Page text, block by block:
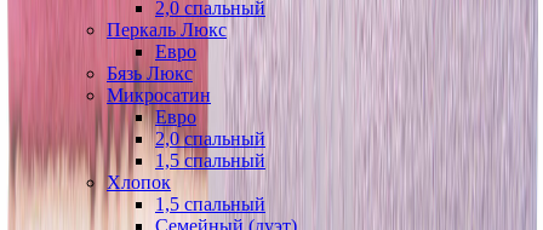
2,0 спальный
Перкаль Люкс
Евро
Бязь Люкс
Микросатин
Евро
2,0 спальный
1,5 спальный
Хлопок
1,5 спальный
Семейный (дуэт)